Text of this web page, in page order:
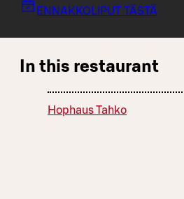
ENNAKKOLIPUT TÄSTÄ
In this restaurant
Hophaus Tahko